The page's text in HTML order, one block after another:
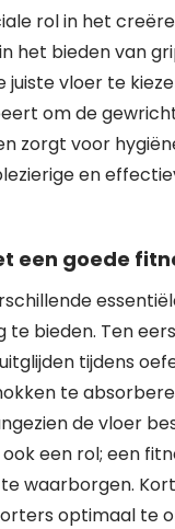
rol in het
het bieden van
juiste vloer te
om de
zorgt voor
en
een goede
bieden. Ten
tijdens
te
de vloer
een rol; een
waarborgen.
optimaal te